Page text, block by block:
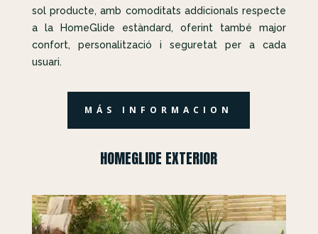
sol producte, amb comoditats addicionals respecte
a la HomeGlide estàndard, oferint també major
confort, personalització i seguretat per a cada
usuari.
MÁS INFORMACION
HOMEGLIDE EXTERIOR